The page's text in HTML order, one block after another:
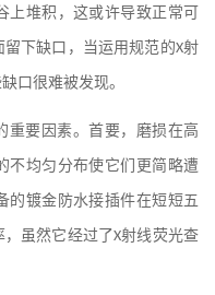
堆积，这或许导致正常可
下缺口，当运用规范的X射
口很难被发现。
重要因素。首要，磨损在高
不均匀分布使它们更简略遭
的镀金防水接插件在短短五
，虽然它经过了X射线荧光查